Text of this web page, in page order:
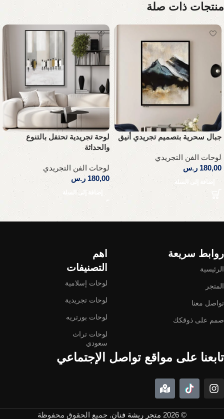
منتجات ذات صلة
جبال سحرية بتصميم تجريدي أنيق
لوحات الفن التجريدي
180,00 ر.س
إضافة إلى السلة
لوحة تجريدية تحتفل بالتنوع
والحداثة
لوحات الفن التجريدي
180,00 ر.س
إضافة إلى السلة
Read More
روابط سريعة
الرئيسية
المتجر
تواصل معنا
صمم على ذوقكك
اهم
التصنيفات
لوحات إسلامية
لوحات تجريدية
لوحات بورتريه
لوحات تراث
سعودي
تابعنا على مواقع تواصل الإجتماعي
© 2026 متجر ريشة فنان. جميع الحقوق محفوظة